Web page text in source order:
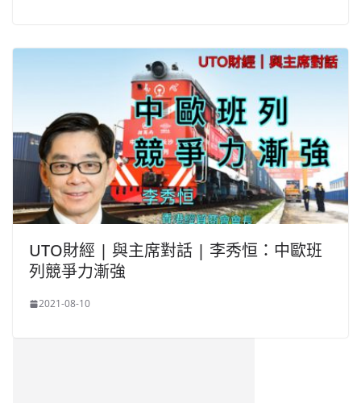
UTO財經 | 與主席對話 | 李秀恒：中歐班
列競爭力漸強
2021-08-10